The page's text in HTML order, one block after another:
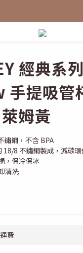
經典系列
手提吸管
姆黃
鏽鋼，不含 BPA
18/8 不鏽鋼製成，減碳環
，保冷保冰
清洗
費